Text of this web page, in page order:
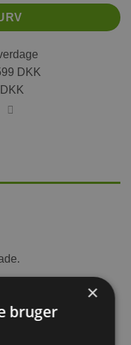
DKK
kost med hø fra×
bruger